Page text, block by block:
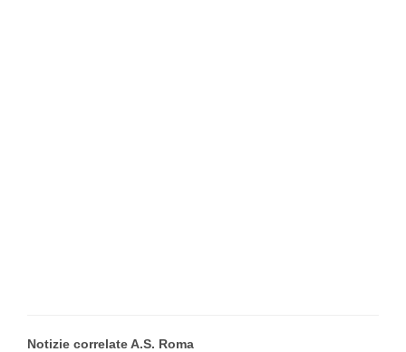
Notizie correlate A.S. Roma